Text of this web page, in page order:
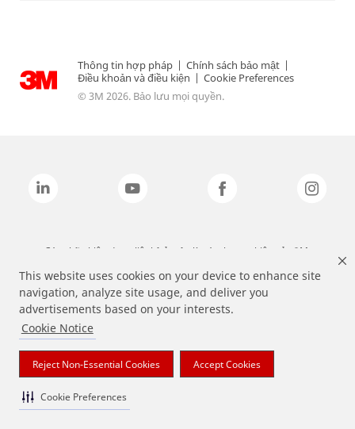
This website uses cookies on your device to enhance site
navigation, analyze site usage, and deliver you
advertisements based on your interests.
Cookie Notice
Reject Non-Essential Cookies Accept Cookies
Cookie Preferences
Thông tin hợp pháp | Chính sách bảo mật |
Điều khoản và điều kiện | Cookie Preferences
© 3M 2026. Bảo lưu mọi quyền.
Các nhãn hiệu được liệt kê ở trên là các thương hiệu của 3M.